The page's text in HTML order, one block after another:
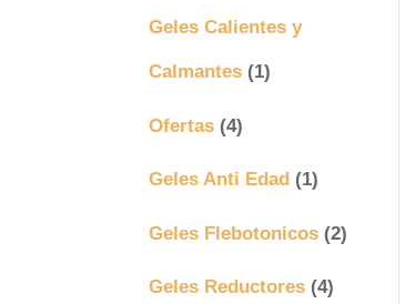
Geles Calientes y
Calmantes (1)
Ofertas (4)
Geles Anti Edad (1)
Geles Flebotonicos (2)
Geles Reductores (4)